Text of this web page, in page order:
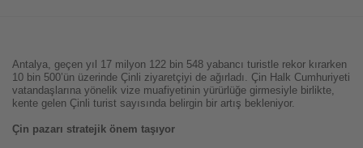
Antalya, geçen yıl 17 milyon 122 bin 548 yabancı turistle rekor kırarken
10 bin 500’ün üzerinde Çinli ziyaretçiyi de ağırladı. Çin Halk Cumhuriyeti
vatandaşlarına yönelik vize muafiyetinin yürürlüğe girmesiyle birlikte,
kente gelen Çinli turist sayısında belirgin bir artış bekleniyor.
Çin pazarı stratejik önem taşıyor